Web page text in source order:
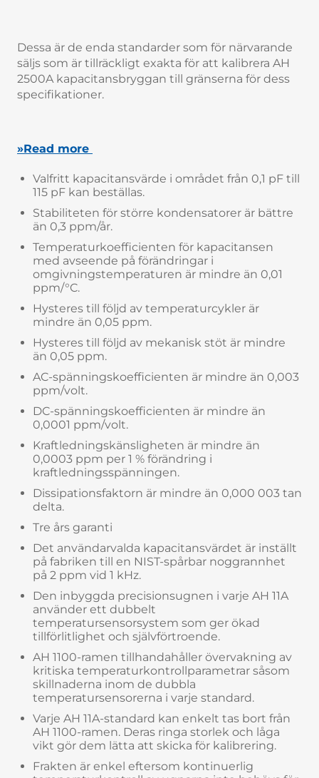
Dessa är de enda standarder som för närvarande
säljs som är tillräckligt exakta för att kalibrera AH
2500A kapacitansbryggan till gränserna för dess
specifikationer.
»Read more
Valfritt kapacitansvärde i området från 0,1 pF till
115 pF kan beställas.
Stabiliteten för större kondensatorer är bättre
än 0,3 ppm/år.
Temperaturkoefficienten för kapacitansen
med avseende på förändringar i
omgivningstemperaturen är mindre än 0,01
ppm/°C.
Hysteres till följd av temperaturcykler är
mindre än 0,05 ppm.
Hysteres till följd av mekanisk stöt är mindre
än 0,05 ppm.
AC-spänningskoefficienten är mindre än 0,003
ppm/volt.
DC-spänningskoefficienten är mindre än
0,0001 ppm/volt.
Kraftledningskänsligheten är mindre än
0,0003 ppm per 1 % förändring i
kraftledningsspänningen.
Dissipationsfaktorn är mindre än 0,000 003 tan
delta.
Tre års garanti
Det användarvalda kapacitansvärdet är inställt
på fabriken till en NIST-spårbar noggrannhet
på 2 ppm vid 1 kHz.
Den inbyggda precisionsugnen i varje AH 11A
använder ett dubbelt
temperatursensorsystem som ger ökad
tillförlitlighet och självförtroende.
AH 1100-ramen tillhandahåller övervakning av
kritiska temperaturkontrollparametrar såsom
skillnaderna inom de dubbla
temperatursensorerna i varje standard.
Varje AH 11A-standard kan enkelt tas bort från
AH 1100-ramen. Deras ringa storlek och låga
vikt gör dem lätta att skicka för kalibrering.
Frakten är enkel eftersom kontinuerlig